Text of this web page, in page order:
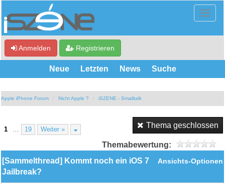
Anmelden Registrieren
Neue Letzten News Suche
Apple iPhone Forum Nicht Apple ? iSZENE - Smalltalk
1 19 Weiter » Thema geschlossen
Themabewertung:
Ansichts-Optionen
[Sammelthread] Kommt noch ein iOS 7
Jailbreak?